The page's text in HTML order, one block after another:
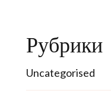
Рубрики
Uncategorised